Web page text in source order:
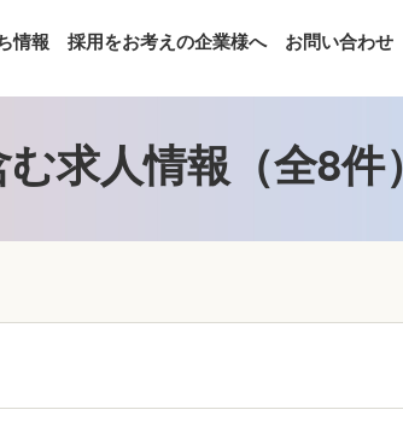
情報 採用をお考えの企業様へ お問い合わせ
求人情報（全8件）